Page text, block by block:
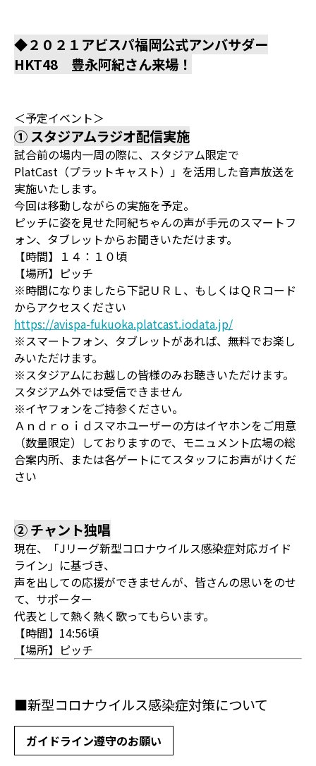
◆２０２１アビスパ福岡公式アンバサダー
HKT48 豊永阿紀さん来場！
＜予定イベント＞
① スタジアムラジオ配信実施
試合前の場内一周の際に、スタジアム限定で
PlatCast（プラットキャスト）」を活用した音声放送を
実施いたします。
今回は移動しながらの実施を予定。
ピッチに姿を見せた阿紀ちゃんの声が手元のスマートフ
ォン、タブレットからお聞きいただけます。
【時間】１４：１０頃
【場所】ピッチ
※時間になりましたら下記ＵＲＬ、もしくはＱＲコード
からアクセスください
https://avispa-fukuoka.platcast.iodata.jp/
※スマートフォン、タブレットがあれば、無料でお楽し
みいただけます。
※スタジアムにお越しの皆様のみお聴きいただけます。
スタジアム外では受信できません
※イヤフォンをご持参ください。
Ａｎｄｒｏｉｄスマホユーザーの方はイヤホンをご用意
（数量限定）しておりますので、モニュメント広場の総
合案内所、または各ゲートにてスタッフにお声がけくだ
さい
② チャント独唱
現在、「Jリーグ新型コロナウイルス感染症対応ガイド
ライン」に基づき、
声を出しての応援ができませんが、皆さんの思いをのせ
て、サポーター
代表として熱く熱く歌ってもらいます。
【時間】14:56頃
【場所】ピッチ
■新型コロナウイルス感染症対策について
ガイドライン遵守のお願い